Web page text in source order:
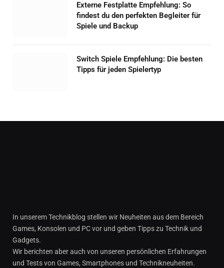
Externe Festplatte Empfehlung: So
findest du den perfekten Begleiter für
Spiele und Backup
Switch Spiele Empfehlung: Die besten
Tipps für jeden Spielertyp
In unserem Technikblog stellen wir Neuheiten aus dem Bereich
Games, Konsolen und PC vor und geben Tipps zu Technik und
Gadgets.
Wir berichten aber auch von unseren persönlichen Erfahrungen
und Tests von Games, Smartphones und Technikneuheiten.